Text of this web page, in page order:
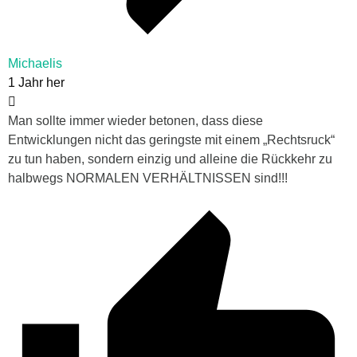
Michaelis
1 Jahr her
Man sollte immer wieder betonen, dass diese
Entwicklungen nicht das geringste mit einem „Rechtsruck“
zu tun haben, sondern einzig und alleine die Rückkehr zu
halbwegs NORMALEN VERHÄLTNISSEN sind!!!